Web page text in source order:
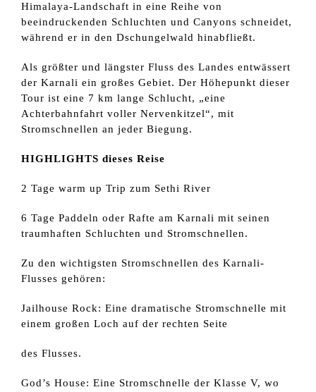
Himalaya-Landschaft in eine Reihe von
beeindruckenden Schluchten und Canyons schneidet,
während er in den Dschungelwald hinabfließt.
Als größter und längster Fluss des Landes entwässert
der Karnali ein großes Gebiet. Der Höhepunkt dieser
Tour ist eine 7 km lange Schlucht, „eine
Achterbahnfahrt voller Nervenkitzel“, mit
Stromschnellen an jeder Biegung.
HIGHLIGHTS dieses Reise
2 Tage warm up Trip zum Sethi River
6 Tage Paddeln oder Rafte am Karnali mit seinen
traumhaften Schluchten und Stromschnellen.
Zu den wichtigsten Stromschnellen des Karnali-
Flusses gehören:
Jailhouse Rock: Eine dramatische Stromschnelle mit
einem großen Loch auf der rechten Seite
des Flusses.
God’s House: Eine Stromschnelle der Klasse V, wo